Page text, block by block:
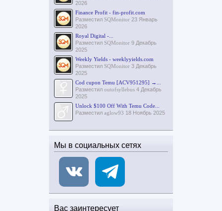
2026
Finance Profit - fin-profit.com
Разместил SQMonitor 23 Январь
2026
Royal Digital -...
Разместил SQMonitor 9 Декабрь
2025
Weekly Yields - weeklyyields.com
Разместил SQMonitor 3 Декабрь
2025
Cod cupon Temu [ACV951295] →...
Разместил outofsyllebus 4 Декабрь
2025
Unlock $100 Off With Temu Code...
Разместил aglow93 18 Ноябрь 2025
Мы в социальных сетях
Вас заинтересует